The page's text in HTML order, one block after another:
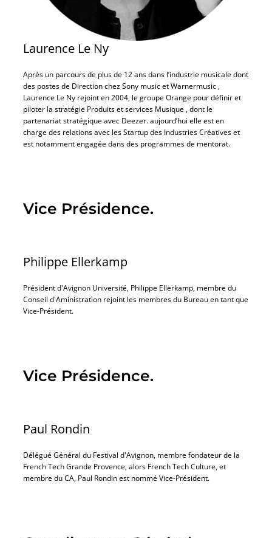
Laurence Le Ny
Après un parcours de plus de 12 ans dans l’industrie musicale dont
des postes de Direction chez Sony music et Warnermusic ,
Laurence Le Ny rejoint en 2004, le groupe Orange pour définir et
piloter la stratégie Produits et services Musique , dont le
partenariat stratégique avec Deezer. aujourd’hui elle est en
charge des relations avec les Startup des Industries Créatives et
est notamment engagée dans des programmes de mentorat.
Vice Présidence.
Philippe Ellerkamp
Président d'Avignon Université, Philippe Ellerkamp, membre du
Conseil d'Aministration rejoint les membres du Bureau en tant que
Vice-Président.
Vice Présidence.
Paul Rondin
Délégué Général du Festival d'Avignon, membre fondateur de la
French Tech Grande Provence, alors French Tech Culture, et
membre du CA, Paul Rondin est nommé Vice-Président.